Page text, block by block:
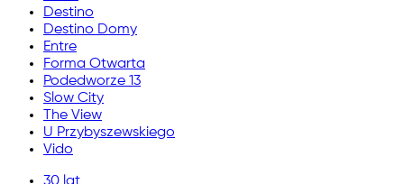
Destino
Destino Domy
Entre
Forma Otwarta
Podedworze 13
Slow City
The View
U Przybyszewskiego
Vido